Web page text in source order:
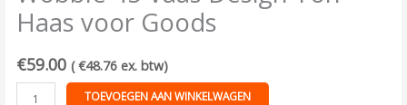
Haas voor Goods
€59.00 (€48.76 ex. btw)
TOEVOEGEN AAN WINKELWAGEN